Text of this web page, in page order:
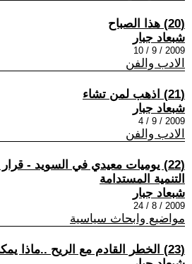
(20) هذا الصباح
شبعاد جبار
2009 / 9 / 10
الادب والفن
(21) اذهب لمن تشاء
شبعاد جبار
2009 / 9 / 4
الادب والفن
(22) يوميات معيدي في السويد -
التنمية المستدامة
شبعاد جبار
2009 / 8 / 24
مواضيع وابحاث سياسية
(23) الخطر القادم مع الريح ..ماذا يمكننا ان نفعل؟